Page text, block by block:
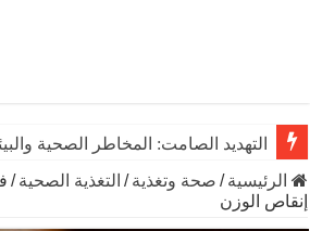
التهديد الصامت: المخاطر الصحية
الرئيسية / صحة وتغذية / التغذية الصحية /
إنقاص الوزن